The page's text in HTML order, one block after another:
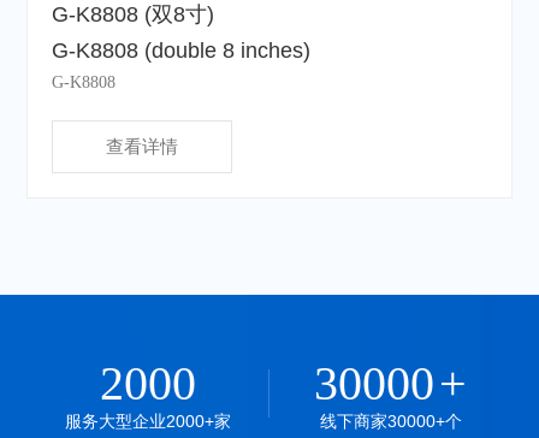
G-K8808 (双8寸)
G-K8808 (double 8 inches)
G-K8808
查看详情
2000
服务大型企业2000+家
30000+
线下商家30000+个